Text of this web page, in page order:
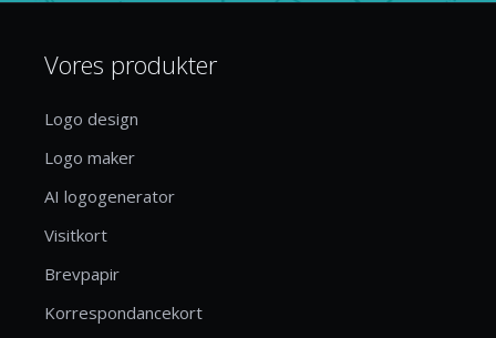
Vores produkter
Logo design
Logo maker
AI logogenerator
Visitkort
Brevpapir
Korrespondancekort